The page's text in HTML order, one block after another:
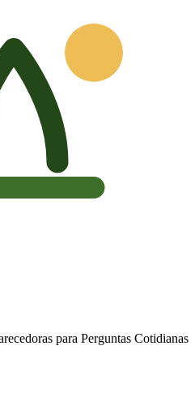
para Perguntas Cotidianas